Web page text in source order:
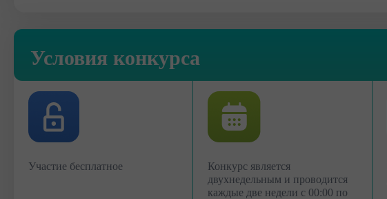
Условия конкурса
Участие бесплатное
Конкурс является
двухнедельным и проводится
каждые две недели с 00:00 по